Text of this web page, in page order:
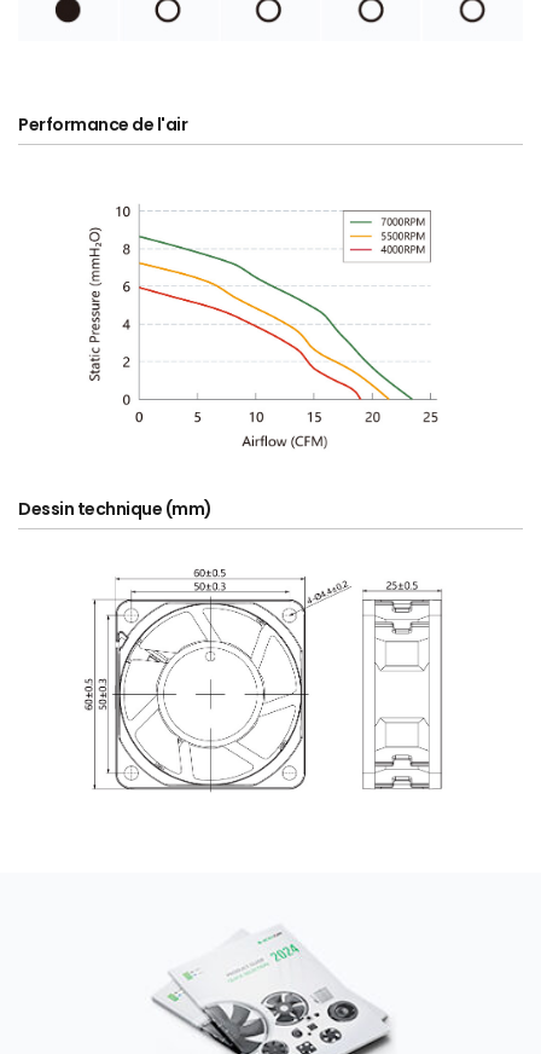
Performance de l'air
Dessin technique (mm)